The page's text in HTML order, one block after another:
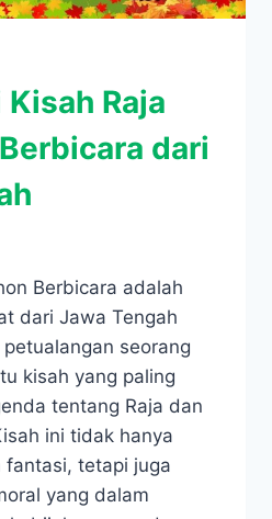
Raja
dari
Berbicara adalah
dari Jawa Tengah
seorang
kisah yang paling
tentang Raja dan
ini tidak hanya
fantasi, tetapi juga
yang dalam